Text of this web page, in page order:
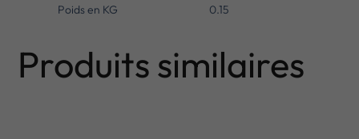
Poids en KG 0.15
Produits similaires